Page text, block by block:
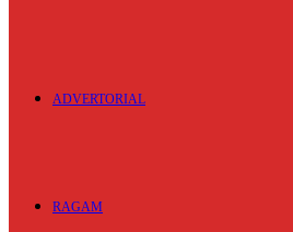
ADVERTORIAL
RAGAM